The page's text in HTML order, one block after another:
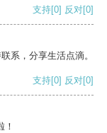
支持[0] 反对[0]
系，分享生活点滴。
支持[0] 反对[0]